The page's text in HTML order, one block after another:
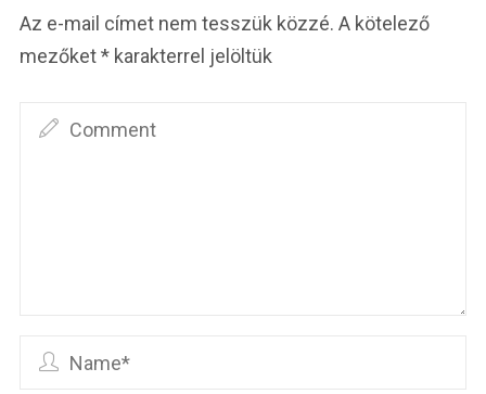
Az e-mail címet nem tesszük közzé. A kötelező
mezőket* karakterrel jelöltük